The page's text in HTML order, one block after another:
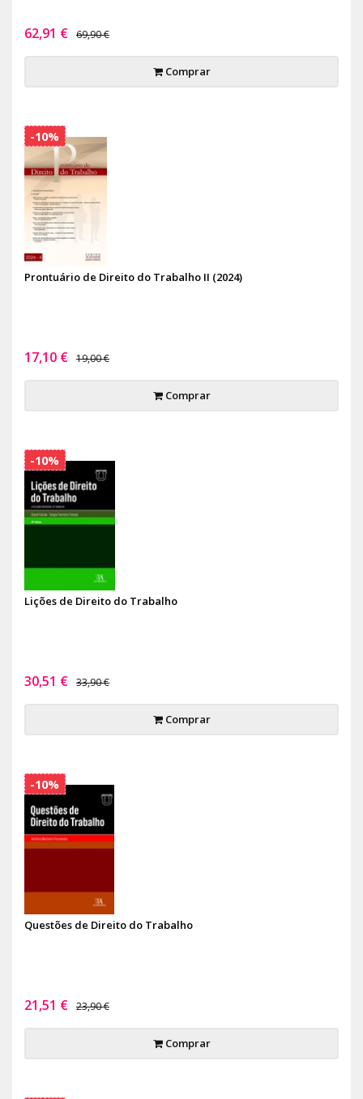
62,91 € 69,90 €
Comprar
Prontuário de Direito do Trabalho II (2024)
17,10 € 19,00 €
Comprar
-10%
Lições de Direito do Trabalho
30,51 € 33,90 €
Comprar
-10%
Questões de Direito do Trabalho
21,51 € 23,90 €
Comprar
-10%